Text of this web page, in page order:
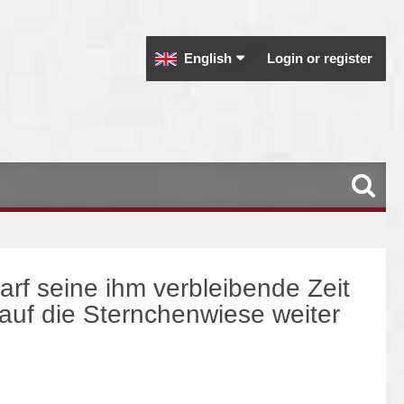
English Login or register
seine ihm verbleibende Zeit
die Sternchenwiese weiter